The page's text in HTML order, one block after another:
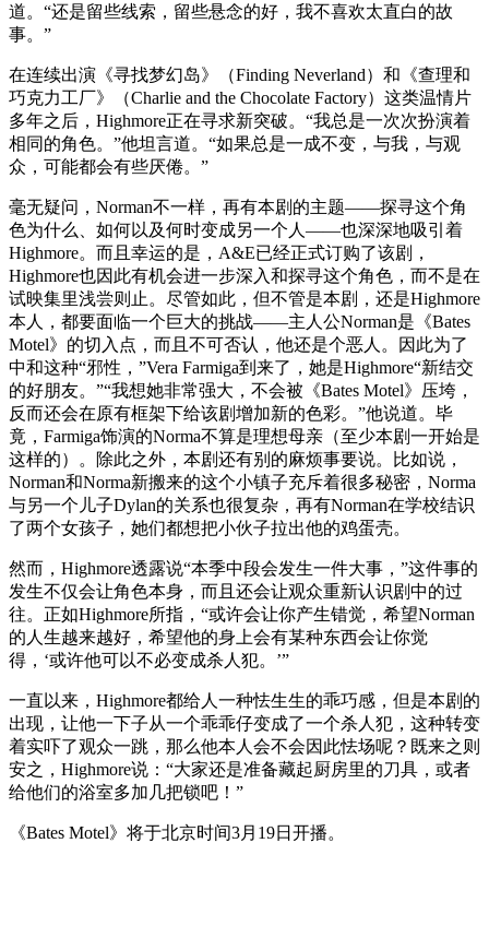
道。“还是留些线索，留些悬念的好，我不喜欢太直白的故
事。”
在连续出演《寻找梦幻岛》（Finding Neverland）和《查理和
巧克力工厂》（Charlie and the Chocolate Factory）这类温情片
多年之后，Highmore正在寻求新突破。“我总是一次次扮演着
相同的角色。”他坦言道。“如果总是一成不变，与我，与观
众，可能都会有些厌倦。”
毫无疑问，Norman不一样，再有本剧的主题——探寻这个角
色为什么、如何以及何时变成另一个人——也深深地吸引着
Highmore。而且幸运的是，A&E已经正式订购了该剧，
Highmore也因此有机会进一步深入和探寻这个角色，而不是在
试映集里浅尝则止。尽管如此，但不管是本剧，还是Highmore
本人，都要面临一个巨大的挑战——主人公Norman是《Bates
Motel》的切入点，而且不可否认，他还是个恶人。因此为了
中和这种“邪性，”Vera Farmiga到来了，她是Highmore“新结交
的好朋友。”“我想她非常强大，不会被《Bates Motel》压垮，
反而还会在原有框架下给该剧增加新的色彩。”他说道。毕
竟，Farmiga饰演的Norma不算是理想母亲（至少本剧一开始是
这样的）。除此之外，本剧还有别的麻烦事要说。比如说，
Norman和Norma新搬来的这个小镇子充斥着很多秘密，Norma
与另一个儿子Dylan的关系也很复杂，再有Norman在学校结识
了两个女孩子，她们都想把小伙子拉出他的鸡蛋壳。
然而，Highmore透露说“本季中段会发生一件大事，”这件事的
发生不仅会让角色本身，而且还会让观众重新认识剧中的过
往。正如Highmore所指，“或许会让你产生错觉，希望Norman
的人生越来越好，希望他的身上会有某种东西会让你觉
得，‘或许他可以不必变成杀人犯。’”
一直以来，Highmore都给人一种怯生生的乖巧感，但是本剧的
出现，让他一下子从一个乖乖仔变成了一个杀人犯，这种转变
着实吓了观众一跳，那么他本人会不会因此怯场呢？既来之则
安之，Highmore说：“大家还是准备藏起厨房里的刀具，或者
给他们的浴室多加几把锁吧！”
《Bates Motel》将于北京时间3月19日开播。